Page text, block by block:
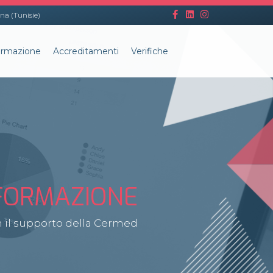
(Tunisie)
Accreditamenti Verifiche
supporto della Cermed